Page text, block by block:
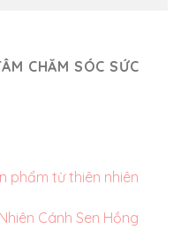
CHĂM SÓC SỨC
phẩm từ thiên nhiên
Cánh Sen Hồng